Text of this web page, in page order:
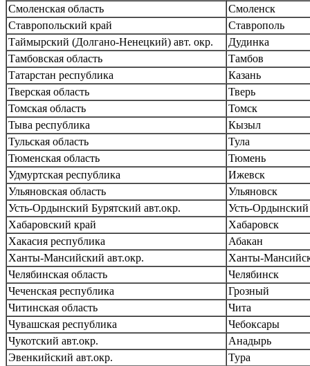
Смоленская область
Смоленск
Ставропольский край
Ставрополь
Таймырский (Долгано-Ненецкий) авт. окр.
Дудинка
Тамбовская область
Тамбов
Татарстан республика
Казань
Тверская область
Тверь
Томская область
Томск
Тыва республика
Кызыл
Тульская область
Тула
Тюменская область
Тюмень
Удмуртская республика
Ижевск
Ульяновская область
Ульяновск
Усть-Ордынский Бурятский авт.окр.
Усть-Ордынский
Хабаровский край
Хабаровск
Хакасия республика
Абакан
Ханты-Мансийский авт.окр.
Ханты-
Челябинская область
Челябинск
Чеченская республика
Грозный
Читинская область
Чита
Чувашская республика
Чебоксары
Чукотский авт.окр.
Анадырь
Эвенкийский авт.окр.
Тура